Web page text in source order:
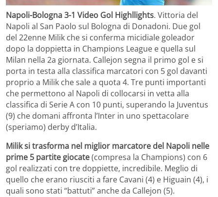
Napoli-Bologna 3-1 Video Gol Highllights. Vittoria del
Napoli al San Paolo sul Bologna di Donadoni. Due gol
del 22enne Milik che si conferma micidiale goleador
dopo la doppietta in Champions League e quella sul
Milan nella 2a giornata. Callejon segna il primo gol e si
porta in testa alla classifica marcatori con 5 gol davanti
proprio a Milik che sale a quota 4. Tre punti importanti
che permettono al Napoli di collocarsi in vetta alla
classifica di Serie A con 10 punti, superando la Juventus
(9) che domani affronta l’Inter in uno spettacolare
(speriamo) derby d’Italia.
Milik si trasforma nel miglior marcatore del Napoli nelle
prime 5 partite giocate(compresa la Champions) con 6
gol realizzati con tre doppiette, incredibile. Meglio di
quello che erano riusciti a fare Cavani (4) e Higuain (4), i
quali sono stati “battuti” anche da Callejon (5).